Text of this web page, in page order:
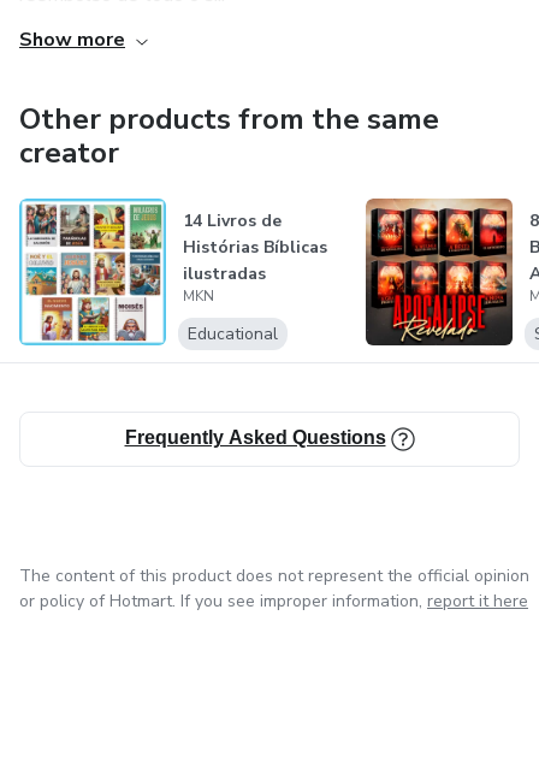
Show more
Other products from the same
creator
14 Livros de
Histórias Bíblicas
ilustradas
+atividades para...
MKN
Educational
Frequently Asked Questions
The content of this product does not represent the official opinion
or policy of Hotmart. If you see improper information, report it here